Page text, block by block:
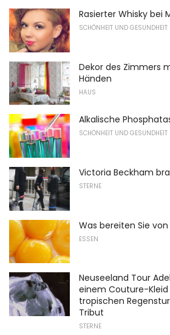
Rasierter Whisky bei
SCHÖNHEIT UND GESUNDHEIT
Dekor des Zimmers
Händen
HAUS
Alkalische
SCHÖNHEIT UND GESUNDHEIT
Victoria Beckham
STERNE
Was bereiten Sie von
ESSEN
Neuseeland Tour
einem Couture-
tropischen
Tribut
STERNE